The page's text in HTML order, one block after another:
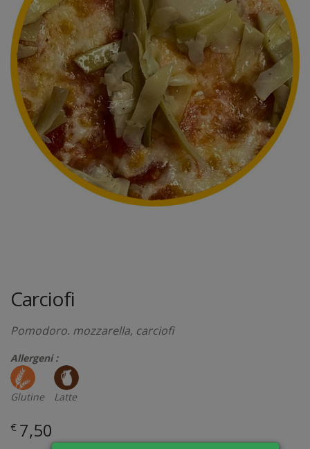
Carciofi
Pomodoro. mozzarella, carciofi
Allergeni :
Glutine Latte
€ 7,50